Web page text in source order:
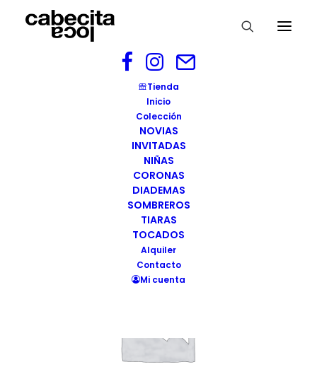
Tienda
Inicio
Colección
NOVIAS
INVITADAS
NIÑAS
CORONAS
DIADEMAS
SOMBREROS
TIARAS
TOCADOS
Alquiler
Contacto
Mi cuenta
woocommerce-placeholder
woocommerce-placeholder
woocommerce-placeholder